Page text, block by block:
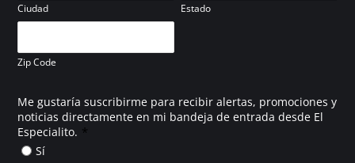
Ciudad Estado
Zip Code
Me gustaría suscribirme para recibir alertas, promociones y
noticias directamente en mi bandeja de entrada desde El
Especialito. *
Sí